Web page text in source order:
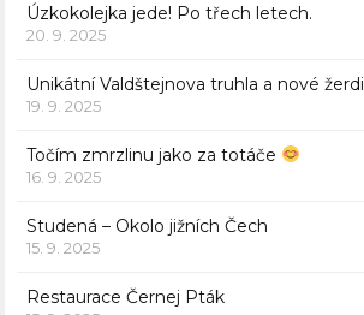
Úzkokolejka jede! Po třech letech.
20. 9. 2025
Unikátní Valdštejnova truhla a nové žerdi
19. 9. 2025
Točím zmrzlinu jako za totáče
16. 9. 2025
Studená – Okolo jižních Čech
15. 9. 2025
Restaurace Černej Pták